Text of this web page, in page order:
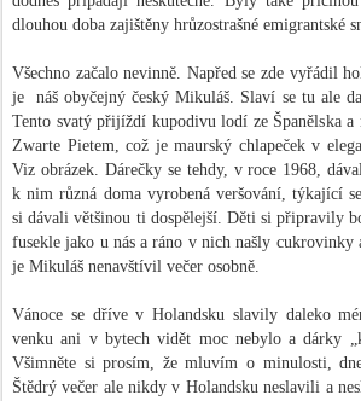
dlouhou doba zajištěny hrůzostrašné emigrantské
Všechno začalo nevinně. Napřed se zde vyřádil
je
náš obyčejný český Mikuláš. Slaví se tu ale
Tento svatý přijíždí kupodivu lodí ze Španělska a
Zwarte Pietem, což je maurský chlapeček v
Viz obrázek. Dárečky se tehdy, v roce 1968,
k nim různá doma vyrobená veršování, týkající
si dávali většinou ti dospělejší. Děti si připravily
fusekle jako u nás a ráno v nich našly cukrovinky
je Mikuláš nenavštívil večer osobně.
Vánoce se dříve v Holandsku slavily daleko
venku ani v bytech vidět moc nebylo a dárky
Všimněte si prosím, že mluvím o minulosti,
Štědrý večer ale nikdy v Holandsku neslavili a